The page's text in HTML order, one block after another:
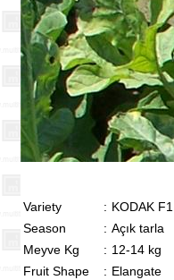
Variety : KODAK F1
Season
: Açık tarla
Meyve Kg
: 12-14 kg
Fruit Shape
: Elangate